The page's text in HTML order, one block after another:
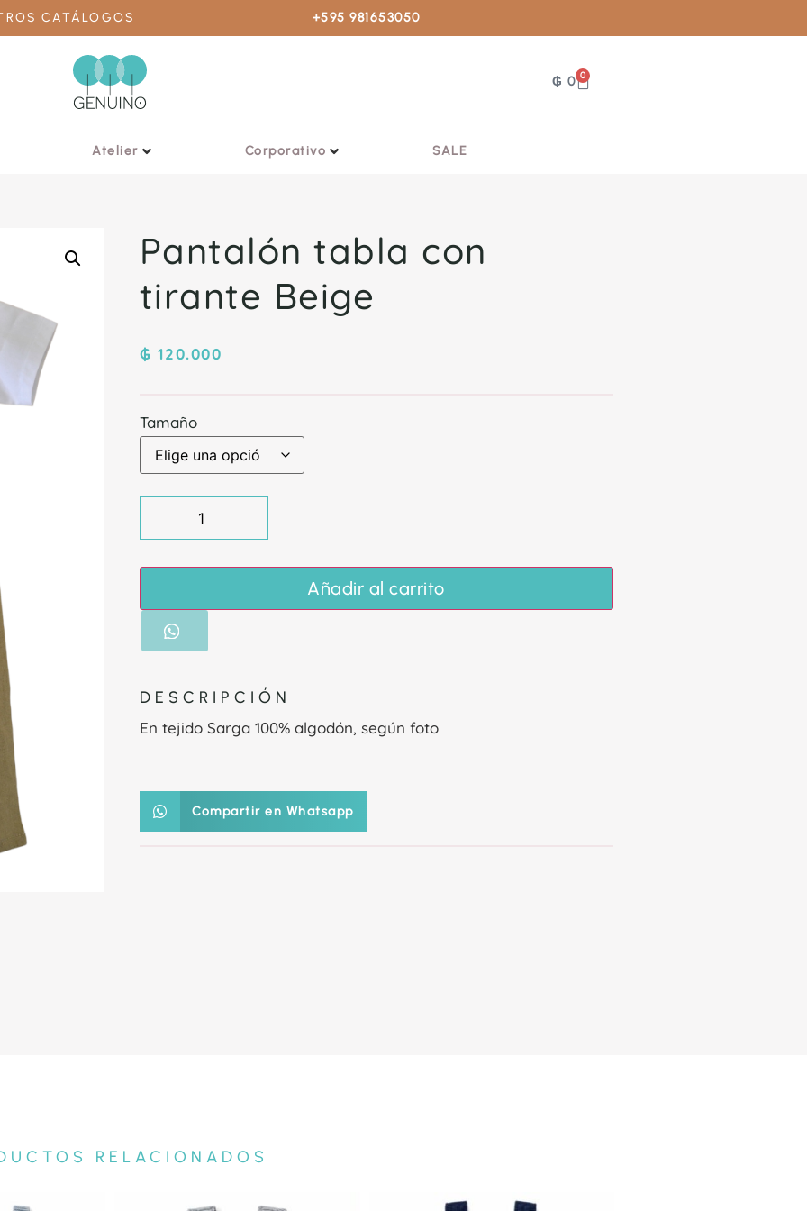
CATÁLOGOS +595 981653050
₲ 0 0
Atelier Corporativo SALE
Pantalón tabla con
tirante Beige
₲ 120.000
Tamaño
Añadir al carrito
DESCRIPCIÓN
En tejido Sarga 100% algodón, según foto
Compartir en Whatsapp
RELACIONADOS